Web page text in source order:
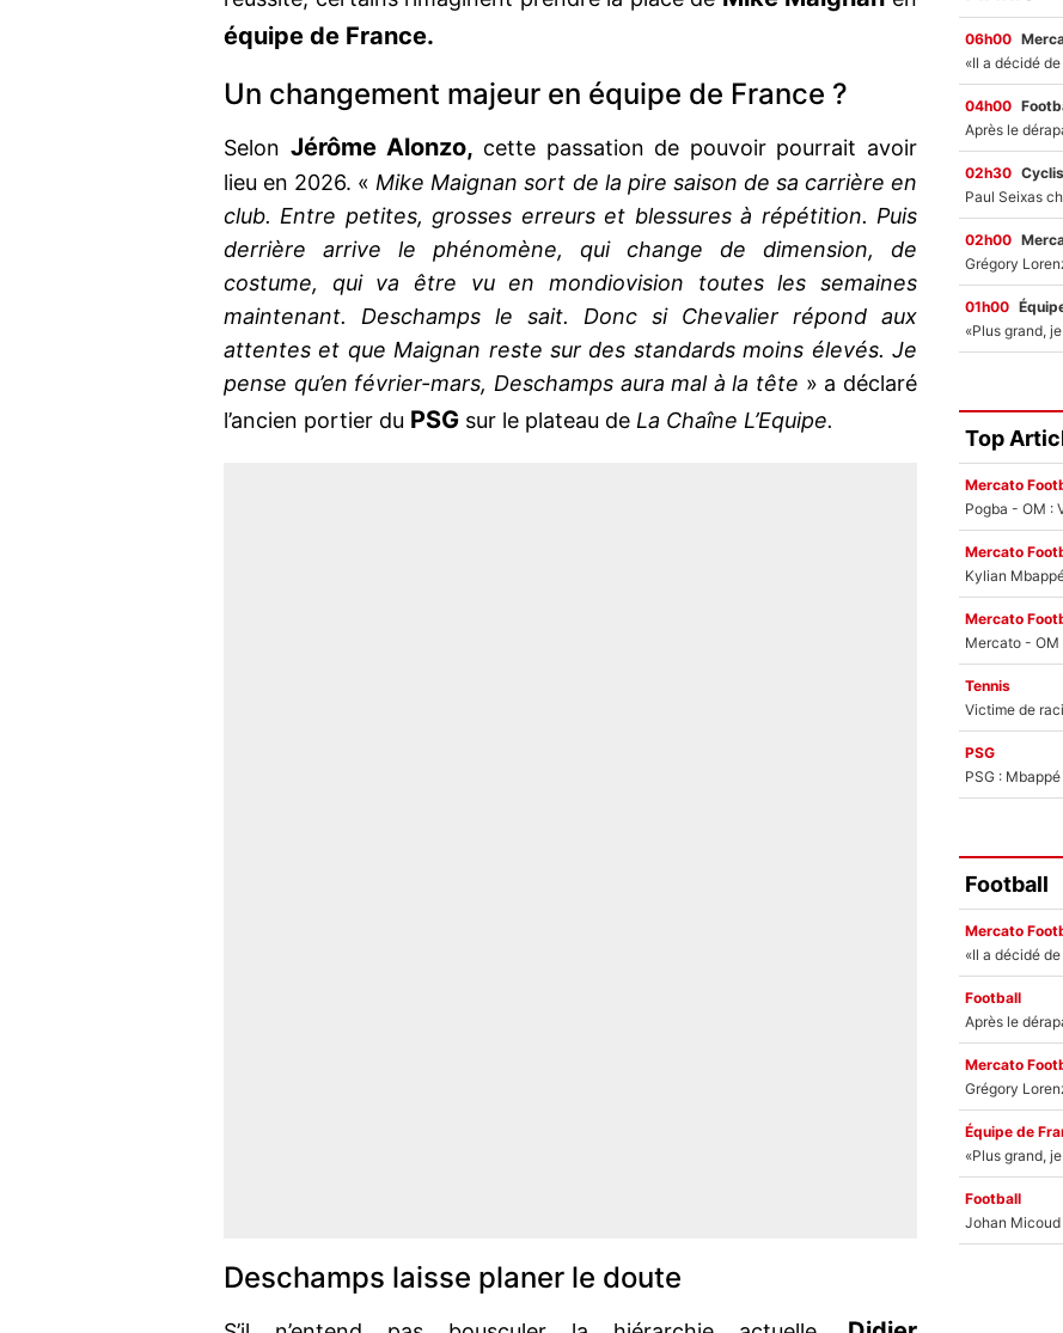
équipe de France.
Un changement majeur en équipe de France ?
Selon Jérôme Alonzo, cette passation de pouvoir pourrait avoir
lieu en 2026. « Mike Maignan sort de la pire saison de sa carrière en
club. Entre petites, grosses erreurs et blessures à répétition. Puis
derrière arrive le phénomène, qui change de dimension, de
costume, qui va être vu en mondiovision toutes les semaines
maintenant. Deschamps le sait. Donc si Chevalier répond aux
attentes et que Maignan reste sur des standards moins élevés. Je
pense qu’en février-mars, Deschamps aura mal à la tête » a déclaré
l’ancien portier du PSG sur le plateau de La Chaîne L’Equipe.
Deschamps laisse planer le doute
06h00
04h00
02h30
02h00
01h00
Top
Mercato
Pogba - OM :
Mercato
Kylian
Mercato
Tennis
PSG
PSG :
Football
Mercato
Football
Mercato
Équipe de
Football